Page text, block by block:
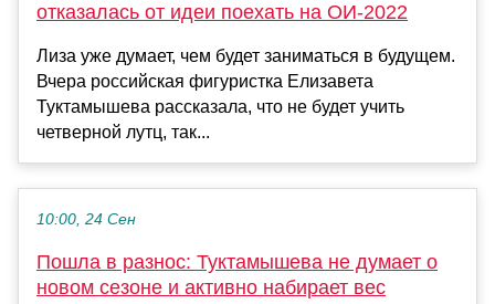
отказалась от идеи поехать на ОИ-2022
Лиза уже думает, чем будет заниматься в будущем.
Вчера российская фигуристка Елизавета
Туктамышева рассказала, что не будет учить
четверной лутц, так...
10:00, 24 Сен
Пошла в разнос: Туктамышева не думает о
новом сезоне и активно набирает вес